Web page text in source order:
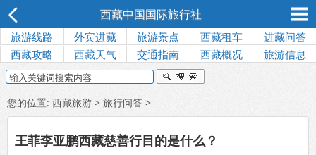
西藏中国国际旅行社
旅游线路 外宾进藏 旅游景点 西藏租车
进藏问答
西藏攻略
西藏天气 交通指南 西藏概况 旅游信息
您的位置: 西藏旅游 > 旅行问答 >
王菲李亚鹏西藏慈善行目的是什么？